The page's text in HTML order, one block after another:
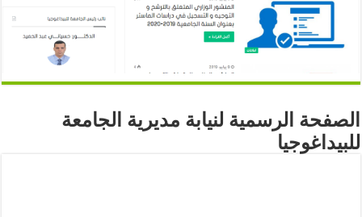
الصفحة الرسمية لنيابة مديرية الجامعة
للبيداغوجيا